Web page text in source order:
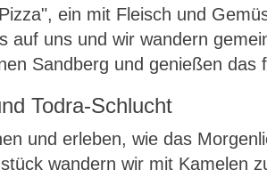
ein mit Fleisch und
uns und wir wandern
Sandberg und genießen das
Todra-Schlucht
und erleben, wie das
wandern wir mit Kamelen